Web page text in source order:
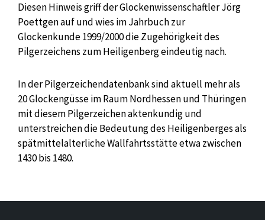
Diesen Hinweis griff der Glockenwissenschaftler Jörg
Poettgen auf und wies im Jahrbuch zur
Glockenkunde 1999/2000 die Zugehörigkeit des
Pilgerzeichens zum Heiligenberg eindeutig nach.
In der Pilgerzeichendatenbank sind aktuell mehr als
20 Glockengüsse im Raum Nordhessen und Thüringen
mit diesem Pilgerzeichen aktenkundig und
unterstreichen die Bedeutung des Heiligenberges als
spätmittelalterliche Wallfahrtsstätte etwa zwischen
1430 bis 1480.